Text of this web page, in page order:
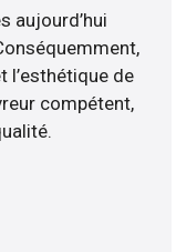
aujourd’hui
l’esthétique de
compétent,